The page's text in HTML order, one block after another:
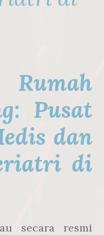
Pusat
dan
di
secara resmi